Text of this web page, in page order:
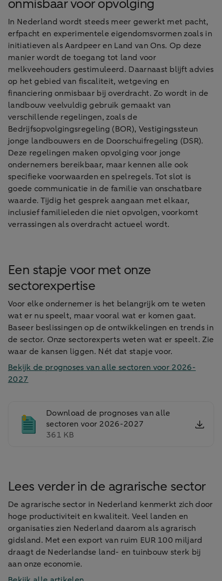
onmisbaar voor opvolging
In Nederland wordt steeds meer gewerkt met pacht,
erfpacht en experimentele eigendomsvormen zoals in
initiatieven als Aardpeer en Land van Ons. Op deze
manier wordt de toegang tot land voor
melkveehouders gestimuleerd. Daarnaast blijft advies
op het gebied van fiscaliteit, wetgeving en
financiering onmisbaar bij overdracht. Zo wordt in de
landbouw veelvuldig gebruik gemaakt van
verschillende regelingen, zoals de
Bedrijfsopvolgingsregeling (BOR), Vestigingssteun
jonge landbouwers en de Doorschuifregeling (DSR).
Deze regelingen maken opvolging voor jonge
ondernemers bereikbaar, maar kennen alle ook
specifieke voorwaarden en spelregels. Tot slot is
goede communicatie in de familie van onschatbare
waarde. Tijdig het gesprek aangaan met elkaar,
inclusief familieleden die niet opvolgen, voorkomt
verrassingen als overdracht actueel wordt.
Een stapje voor met onze
sectorexpertise
Voor elke ondernemer is het belangrijk om te weten
wat er nu speelt, maar vooral wat er komen gaat.
Baseer beslissingen op de ontwikkelingen en trends in
de sector. Onze sectorexperts weten wat er speelt. Zie
waar de kansen liggen. Nét dat stapje voor.
Bekijk de prognoses van alle sectoren voor 2026-
2027
Download de prognoses van alle
sectoren voor 2026-2027
361 KB
Lees verder in de agrarische sector
De agrarische sector in Nederland kenmerkt zich door
hoge productiviteit en kwaliteit. Veel landen en
organisaties zien Nederland daarom als agrarisch
gidsland. Met een export van ruim EUR 100 miljard
draagt de Nederlandse land- en tuinbouw sterk bij
aan onze economie.